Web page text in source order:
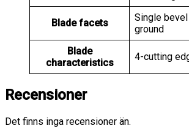
Blade facets
Single
ground
Blade
characteristics
4-cutting
Recensioner
Det finns inga recensioner än.